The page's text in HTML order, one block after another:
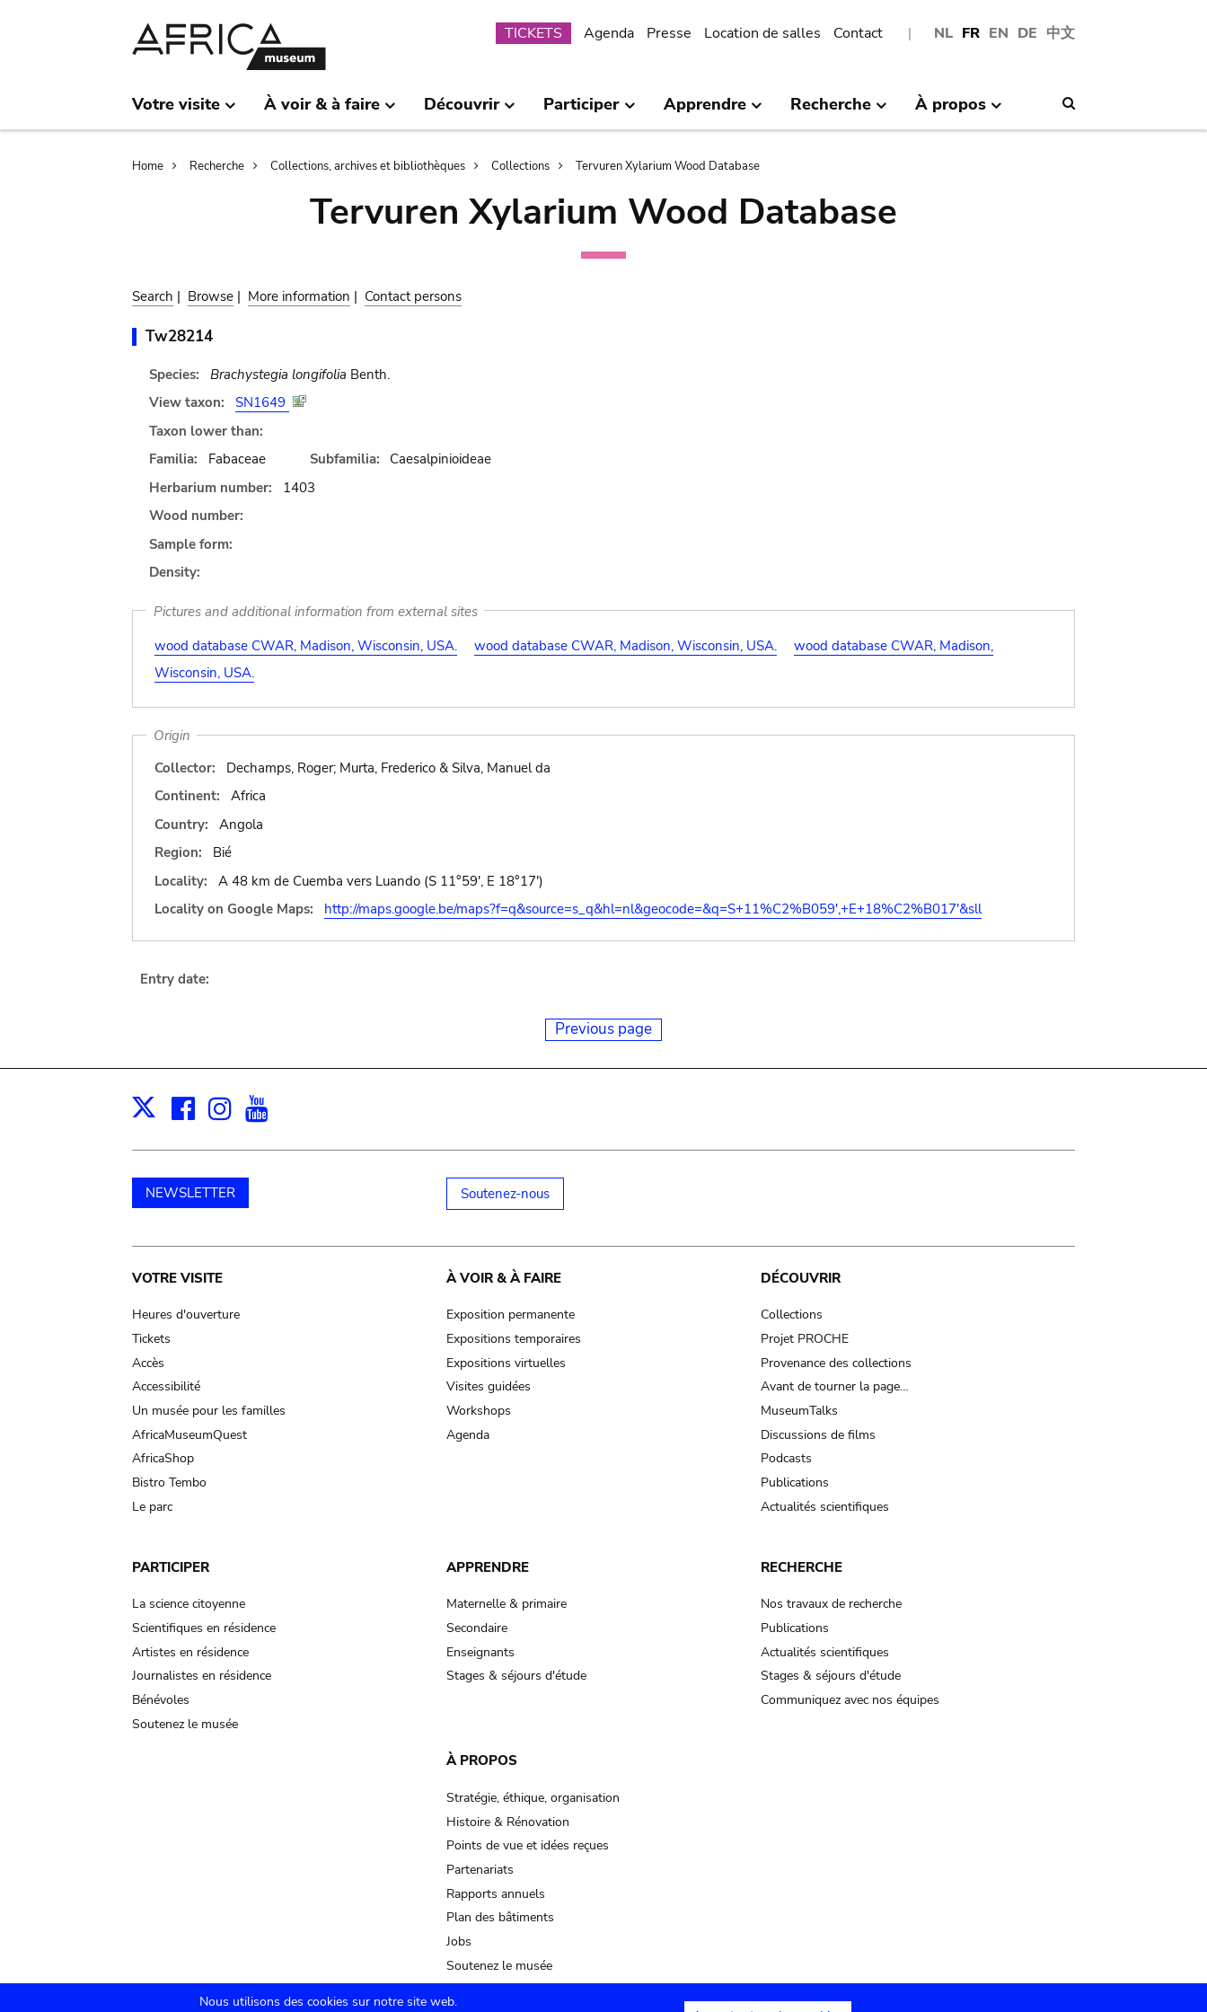
NL FR EN DE 中文
Submenu
TICKETS Agenda Presse Location de salles Contact
Votre visite À voir & à faire Découvrir Participer Apprendre Recherche À propos
Breadcrumb
Home Recherche Collections, archives et bibliothèques Collections Tervuren Xylarium Wood Database
Tervuren Xylarium Wood Database
Search | Browse | More information | Contact persons
Tw28214
Species: Brachystegia longifolia Benth.
View taxon:
SN1649
Taxon lower than:
Familia:
Fabaceae Subfamilia:
Caesalpinioideae
Herbarium number:
1403
Wood number:
Sample form:
Density:
Pictures and additional information from external sites
wood database CWAR, Madison, Wisconsin, USA.
wood database CWAR, Madison, Wisconsin, USA.
wood database CWAR, Madison,
Wisconsin, USA.
Origin
Collector:
Dechamps, Roger; Murta, Frederico & Silva, Manuel da
Continent:
Africa
Country:
Angola
Region:
Bié
Locality:
A 48 km de Cuemba vers Luando (S 11°59', E 18°17')
Locality on Google Maps:
http://maps.google.be/maps?f=q&source=s_q&hl=nl&geocode=&q=S+11%C2%B059',+E+18%C2%B017'&sll
Entry date:
Previous page
X Facebook
Instagram
NEWSLETTER Soutenez-nous
Main
navigation
VOTRE VISITE
Heures d'ouverture
Tickets
Accès
Accessibilité
Un musée pour les familles
AfricaMuseumQuest
AfricaShop
Bistro Tembo
Le parc
À VOIR & À FAIRE
Exposition permanente
Expositions temporaires
Expositions virtuelles
Visites guidées
Workshops
Agenda
DÉCOUVRIR
Collections
Projet PROCHE
Provenance des collections
Avant de tourner la page…
MuseumTalks
Discussions de films
Podcasts
Publications
Actualités scientifiques
PARTICIPER
La science citoyenne
Scientifiques en résidence
Artistes en résidence
Journalistes en résidence
Bénévoles
Soutenez le musée
APPRENDRE
Maternelle & primaire
Secondaire
Enseignants
Stages & séjours d'étude
RECHERCHE
Nos travaux de recherche
Publications
Actualités scientifiques
Stages & séjours d'étude
Communiquez avec nos équipes
À PROPOS
Stratégie, éthique, organisation
Histoire & Rénovation
Points de vue et idées reçues
Partenariats
Rapports annuels
Plan des bâtiments
Jobs
Soutenez le musée
Nous utilisons des cookies sur notre site web.